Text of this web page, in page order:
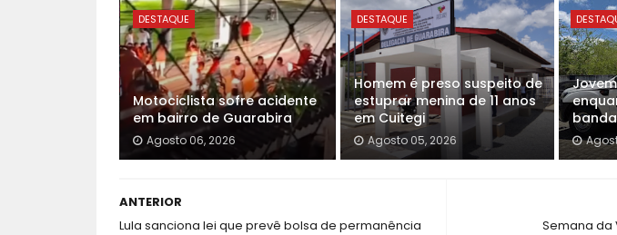
DESTAQUE
Motociclista sofre acidente
em bairro de Guarabira
Agosto 06, 2026
DESTAQUE
Homem é preso suspeito de
estuprar menina de 11 anos
em Cuitegi
Agosto 05, 2026
Semana da
ANTERIOR
Lula sanciona lei que prevê bolsa de permanência